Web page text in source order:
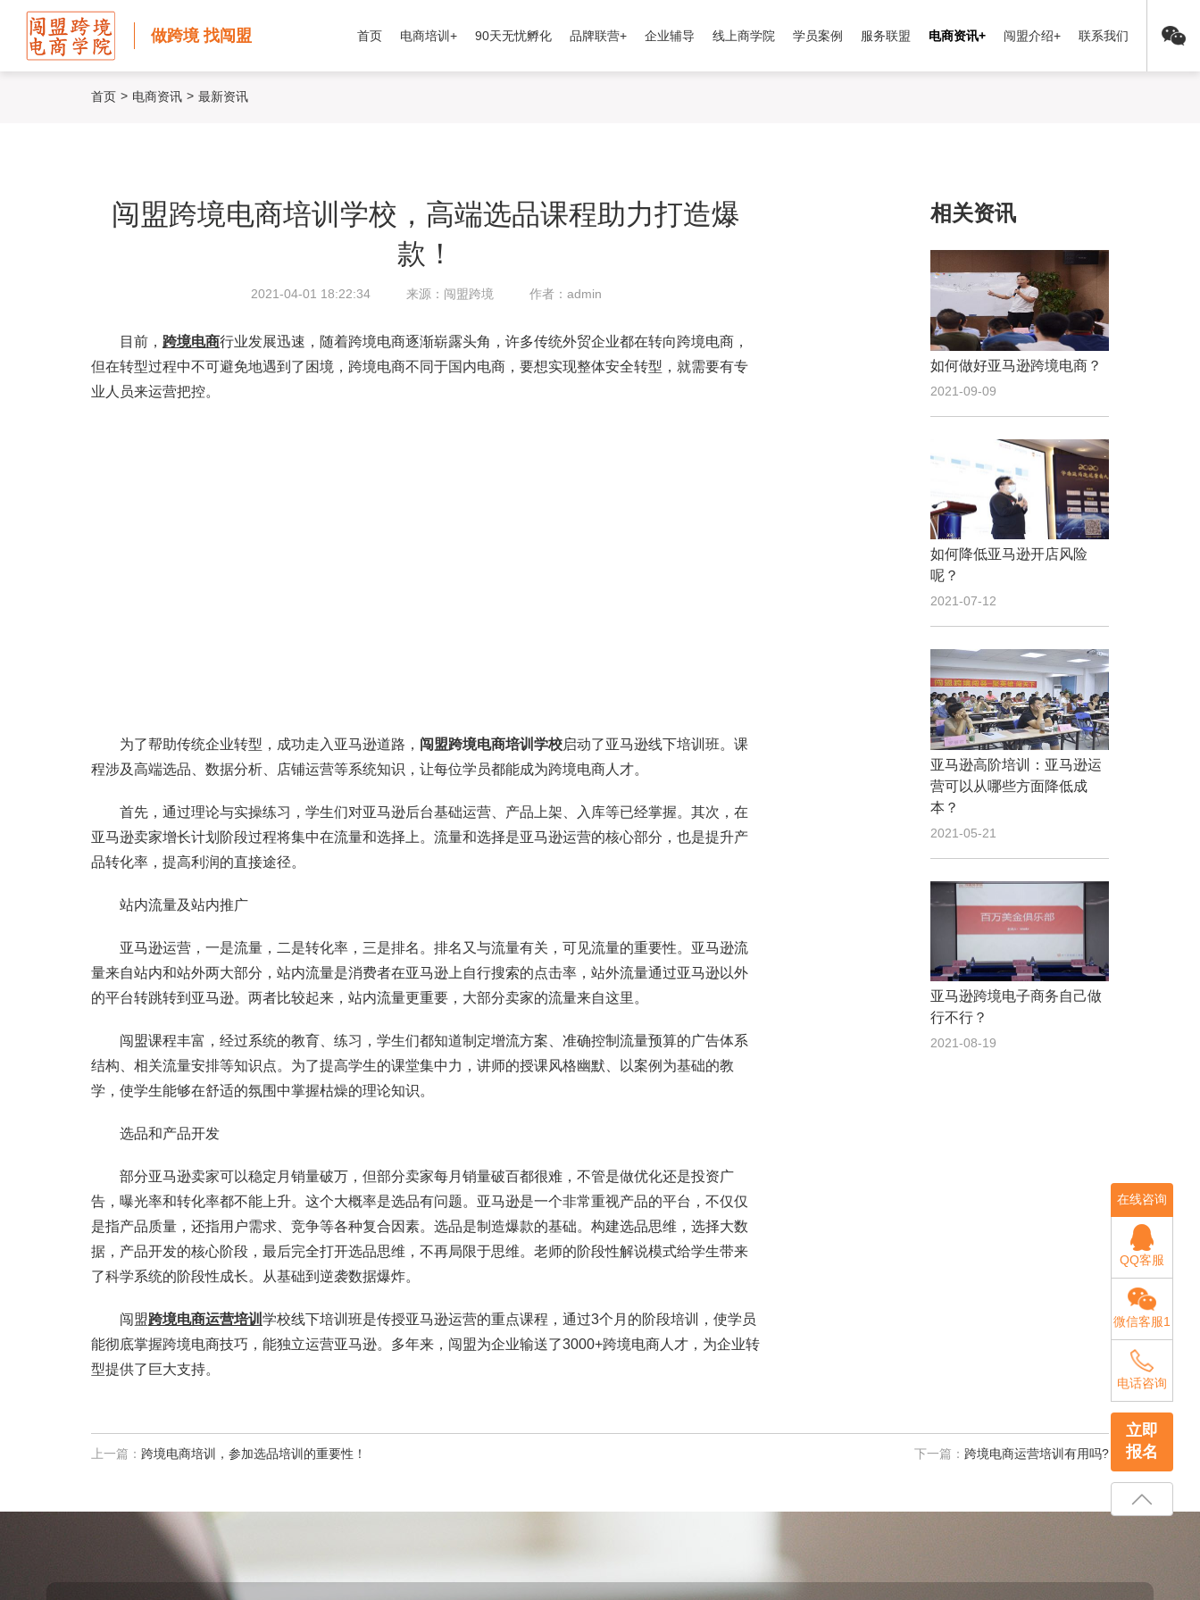
做跨境 找闯盟 首页 电商培训+ 90天无忧孵化 品牌联营+ 企业辅导 线上商学院 学员案例 服务联盟 电商资讯+ 闯盟介绍+ 联系我们
首页 > 电商资讯 > 最新资讯
闯盟跨境电商培训学校，高端选品课程助力打造爆
款！
2021-04-01 18:22:34 来源：闯盟跨境 作者：admin
目前， 跨境电商行业发展迅速，随着跨境电商逐渐崭露头角，许多传统外贸企业都在转向跨境电商，
但在转型过程中不可避免地遇到了困境，跨境电商不同于国内电商，要想实现整体安全转型，就需要有专
业人员来运营把控。
为了帮助传统企业转型，成功走入亚马逊道路， 闯盟跨境电商培训学校启动了亚马逊线下培训班。课
程涉及高端选品、数据分析、店铺运营等系统知识，让每位学员都能成为跨境电商人才。
首先，通过理论与实操练习，学生们对亚马逊后台基础运营、产品上架、入库等已经掌握。其次，在
亚马逊卖家增长计划阶段过程将集中在流量和选择上。流量和选择是亚马逊运营的核心部分，也是提升产
品转化率，提高利润的直接途径。
站内流量及站内推广
亚马逊运营，一是流量，二是转化率，三是排名。排名又与流量有关，可见流量的重要性。亚马逊流
量来自站内和站外两大部分，站内流量是消费者在亚马逊上自行搜索的点击率，站外流量通过亚马逊以外
的平台转跳转到亚马逊。两者比较起来，站内流量更重要，大部分卖家的流量来自这里。
闯盟课程丰富，经过系统的教育、练习，学生们都知道制定增流方案、准确控制流量预算的广告体系
结构、相关流量安排等知识点。为了提高学生的课堂集中力，讲师的授课风格幽默、以案例为基础的教
学，使学生能够在舒适的氛围中掌握枯燥的理论知识。
选品和产品开发
部分亚马逊卖家可以稳定月销量破万，但部分卖家每月销量破百都很难，不管是做优化还是投资广
告，曝光率和转化率都不能上升。这个大概率是选品有问题。亚马逊是一个非常重视产品的平台，不仅仅
是指产品质量，还指用户需求、竞争等各种复合因素。选品是制造爆款的基础。构建选品思维，选择大数
据，产品开发的核心阶段，最后完全打开选品思维，不再局限于思维。老师的阶段性解说模式给学生带来
了科学系统的阶段性成长。从基础到逆袭数据爆炸。
闯盟跨境电商运营培训 学校线下培训班是传授亚马逊运营的重点课程，通过3个月的阶段培训，使学员
能彻底掌握跨境电商技巧，能独立运营亚马逊。多年来，闯盟为企业输送了3000+跨境电商人才，为企业转
型提供了巨大支持。
相关资讯
如何做好亚马逊跨境电商？
2021-09-09
如何降低亚马逊开店风险
呢？
2021-07-12
亚马逊高阶培训：亚马逊运
营可以从哪些方面降低成
本？
2021-05-21
亚马逊跨境电子商务自己做
行不行？
2021-08-19
上一篇： 跨境电商培训，参加选品培训的重要性！ 下一篇： 跨境电商运营培训有用吗?
在线咨询
QQ客服
微信客服1
电话咨询
立即
报名